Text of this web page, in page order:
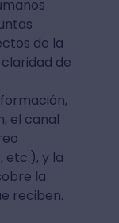
de la
de
el canal
etc.), y la
la
reciben.